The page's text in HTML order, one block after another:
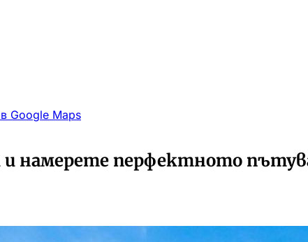
Google Maps
намерете перфектното